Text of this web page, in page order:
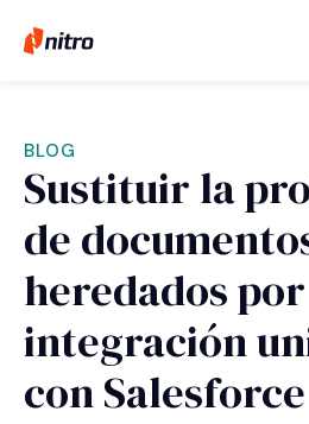
BLOG
Sustituir la
de
heredados
integración
con Salesforce